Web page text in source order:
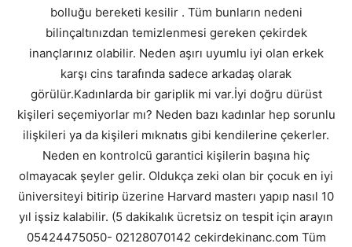
bolluğu bereketi kesilir . Tüm bunların nedeni
bilinçaltınızdan temizlenmesi gereken çekirdek
inançlarınız olabilir. Neden aşırı uyumlu iyi olan erkek
karşı cins tarafında sadece arkadaş olarak
görülür.Kadınlarda bir gariplik mi var.İyi doğru dürüst
kişileri seçemiyorlar mı? Neden bazı kadınlar hep sorunlu
ilişkileri ya da kişileri mıknatıs gibi kendilerine çekerler.
Neden en kontrolcü garantici kişilerin başına hiç
olmayacak şeyler gelir. Oldukça zeki olan bir çocuk en iyi
üniversiteyi bitirip üzerine Harvard masterı yapıp nasıl 10
yıl işsiz kalabilir. (5 dakikalık ücretsiz on tespit için arayın
05424475050- 02128070142 cekirdekinanc.com Tüm